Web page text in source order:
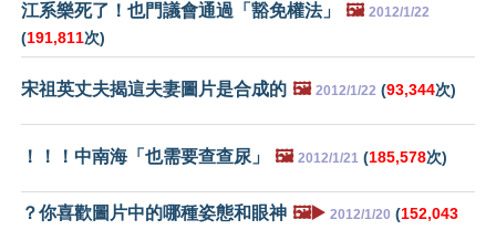
江系樂死了！也門議會通過「豁免權法」 🖼️ 2012/1/22
(191,811次)
宋祖英丈夫揭這夫妻圖片是合成的 🖼️ 2012/1/22 (93,344次)
！！！中南海「也需要查查尿」 🖼️ 2012/1/21 (185,578次)
？你喜歡圖片中的哪種姿態和眼神 🖼️▶️ 2012/1/20 (152,043